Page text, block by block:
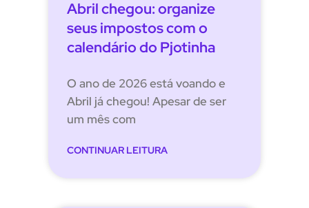
Abril chegou: organize
seus impostos com o
calendário do Pjotinha
O ano de 2026 está voando e
Abril já chegou! Apesar de ser
um mês com
CONTINUAR LEITURA